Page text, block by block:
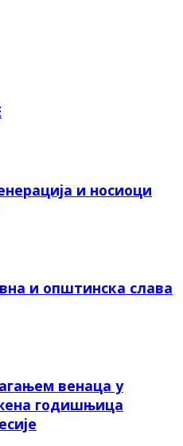
и носиоци
и општинска слава
венаца у
годишњица